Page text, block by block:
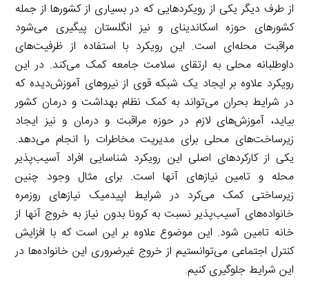
از طرف دیگر یکی از رویکردهایی که در بسیاری از کشورها از جمله
کشورهای حوزه اسکاندینای و نیز انگلستان پیگیری می‌شود
مراقبت محله‌ای است. این رویکرد با استفاده از ظرفیت‌های
داوطلبانه محلی به ارتقای سلامت جامعه کمک می‌کند. در این
رویکرد علاوه بر ایجاد یک شبکه قوی از نیروهای آموزش‌دیده که
در شرایط بحران می‌تواند به کمک نظام بهداشت و درمان کشور
بیاید، آموزش‌های لازم در حوزه مراقبت و درمان و نیز ایجاد
زیرساخت‌های محلی برای مدیریت مخاطرات را انجام می‌دهد.
یکی از کارکردهای اصلی این رویکرد شناسایی افراد آسیب‌پذیر
محله و تامین نیازهای آنها است. برای مثال وجود چنین
زیرساختی کمک می‌کرد در شرایط اپیدمیک نیازهای روزمره
خانواده‌های آسیب‌پذیر نسبت به کرونا بدون نیاز به خروج آنها از
خانه تامین شود. این موضوع علاوه بر این است که با افزایش
کنترل اجتماعی می‌توانستیم از خروج غیرضروری این خانواده‌ها در
این شرایط جلوگیری کنیم.